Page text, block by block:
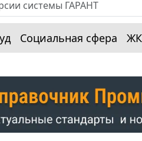
Социальная сфера